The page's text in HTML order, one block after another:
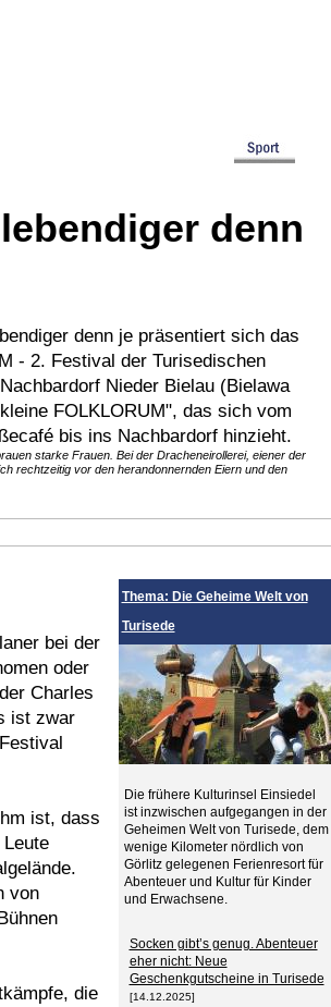
denn
denn je präsentiert sich das
- 2. Festival der Turisedischen
Nieder Bielau (Bielawa
FOLKLORUM", das sich vom
bis ins Nachbardorf hinzieht.
starke Frauen. Bei der Dracheneirollerei, eiener der
rechtzeitig vor den herandonnernden Eiern und den
Thema: Die Geheime Welt von
Turisede
Die frühere Kulturinsel Einsiedel
ist inzwischen aufgegangen in der
Geheimen Welt von Turisede, dem
wenige Kilometer nördlich von
Görlitz gelegenen Ferienresort für
Abenteuer und Kultur für Kinder
und Erwachsene.
Socken gibt’s genug. Abenteuer
eher nicht: Neue
Geschenkgutscheine in Turisede
[14.12.2025]
bei der
oder
Charles
ist zwar
ist, dass
von
die